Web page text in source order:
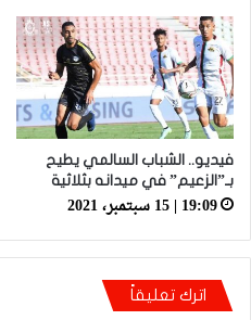
فيديو.. الشباب السالمي يطيح
بـ”الزعيم” في ميدانه بثلاثية
19:09 | 15 سبتمبر، 2021
اترك تعليقاً